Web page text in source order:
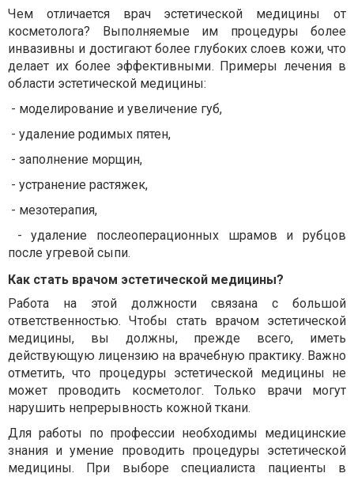
Чем отличается врач эстетической медицины от
косметолога? Выполняемые им процедуры более
инвазивны и достигают более глубоких слоев кожи, что
делает их более эффективными. Примеры лечения в
области эстетической медицины:
- моделирование и увеличение губ,
- удаление родимых пятен,
- заполнение морщин,
- устранение растяжек,
- мезотерапия,
- удаление послеоперационных шрамов и рубцов
после угревой сыпи.
Как стать врачом эстетической медицины?
Работа на этой должности связана с большой
ответственностью. Чтобы стать врачом эстетической
медицины, вы должны, прежде всего, иметь
действующую лицензию на врачебную практику. Важно
отметить, что процедуры эстетической медицины не
может проводить косметолог. Только врачи могут
нарушить непрерывность кожной ткани.
Для работы по профессии необходимы медицинские
знания и умение проводить процедуры эстетической
медицины. При выборе специалиста пациенты в